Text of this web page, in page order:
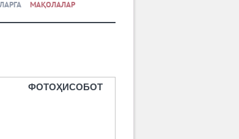
МАҚОЛАЛАР
ФОТОҲИСОБОТ